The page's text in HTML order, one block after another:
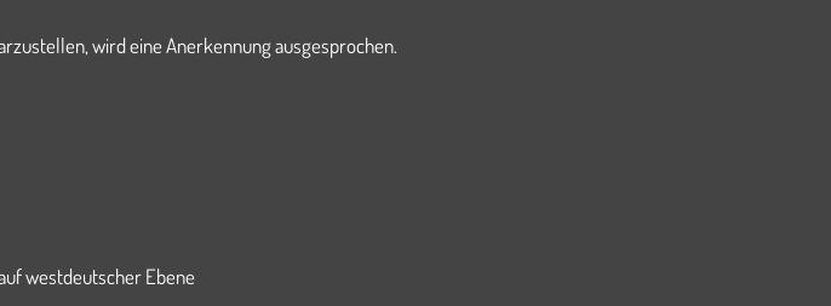
wird eine Anerkennung ausgesprochen.
westdeutscher Ebene